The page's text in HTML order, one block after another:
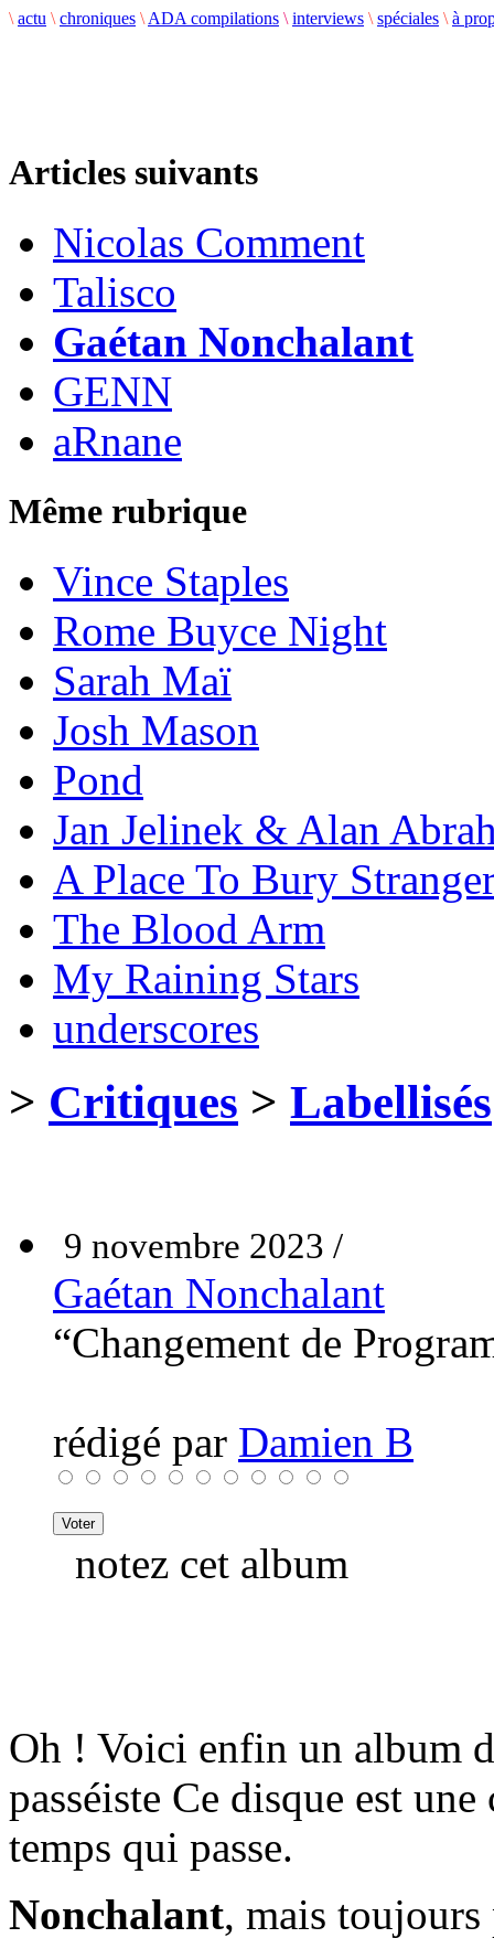
\ actu \ chroniques \ ADA compilations \ interviews \ spéciales \ à
Articles suivants
Nicolas Comment
Talisco
Gaétan Nonchalant
GENN
aRnane
Même rubrique
Vince Staples
Rome Buyce Night
Sarah Maï
Josh Mason
Pond
Jan Jelinek & Alan
A Place To Bury
The Blood Arm
My Raining Stars
underscores
> Critiques > Labellisés
9 novembre 2023 /
Gaétan Nonchalant
“Changement de
rédigé par Damien B
notez cet album
Oh ! Voici enfin un album
passéiste Ce disque est
temps qui passe.
Nonchalant, mais